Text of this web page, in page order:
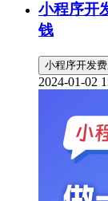
小程序开
钱
小程序开发费
2024-01-02